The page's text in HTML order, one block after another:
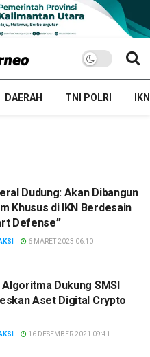
DAERAH TNI POLRI IKN
Dudung: Akan Dibangun
Khusus di IKN Berdesain
Defense”
6 MARET 2023 06:10
Algoritma Dukung SMSI
Aset Digital Crypto
16 DESEMBER 2021 09:41